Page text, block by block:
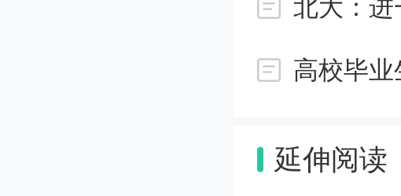
知南京师范
高校毕
延伸阅读